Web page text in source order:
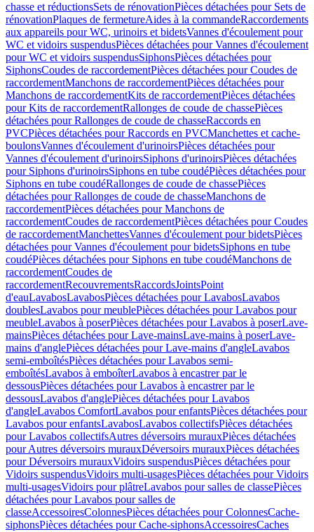
chasse et réductionsSets de rénovationPièces détachées pour Sets de
rénovationPlaques de fermetureAides à la commandeRaccordements
aux appareils pour WC, urinoirs et bidetsVannes d'écoulement pour
WC et vidoirs suspendusPièces détachées pour Vannes d'écoulement
pour WC et vidoirs suspendusSiphonsPièces détachées pour
SiphonsCoudes de raccordementPièces détachées pour Coudes de
raccordementManchons de raccordementPièces détachées pour
Manchons de raccordementKits de raccordementPièces détachées
pour Kits de raccordementRallonges de coude de chassePièces
détachées pour Rallonges de coude de chasseRaccords en
PVCPièces détachées pour Raccords en PVCManchettes et cache-
boulonsVannes d'écoulement d'urinoirsPièces détachées pour
Vannes d'écoulement d'urinoirsSiphons d'urinoirsPièces détachées
pour Siphons d'urinoirsSiphons en tube coudéPièces détachées pour
Siphons en tube coudéRallonges de coude de chassePièces
détachées pour Rallonges de coude de chasseManchons de
raccordementPièces détachées pour Manchons de
raccordementCoudes de raccordementPièces détachées pour Coudes
de raccordementManchettesVannes d'écoulement pour bidetsPièces
détachées pour Vannes d'écoulement pour bidetsSiphons en tube
coudéPièces détachées pour Siphons en tube coudéManchons de
raccordementCoudes de
raccordementRecouvrementsRaccordsJointsPoint
d'eauLavabosLavabosPièces détachées pour LavabosLavabos
doublesLavabos pour meublePièces détachées pour Lavabos pour
meubleLavabos à poserPièces détachées pour Lavabos à poserLave-
mainsPièces détachées pour Lave-mainsLave-mains à poserLave-
mains d'anglePièces détachées pour Lave-mains d'angleLavabos
semi-emboîtésPièces détachées pour Lavabos semi-
emboîtésLavabos à emboîterLavabos à encastrer par le
dessousPièces détachées pour Lavabos à encastrer par le
dessousLavabos d'anglePièces détachées pour Lavabos
d'angleLavabos ComfortLavabos pour enfantsPièces détachées pour
Lavabos pour enfantsLavabosLavabos collectifsPièces détachées
pour Lavabos collectifsAutres déversoirs murauxPièces détachées
pour Autres déversoirs murauxDéversoirs murauxPièces détachées
pour Déversoirs murauxVidoirs suspendusPièces détachées pour
Vidoirs suspendusVidoirs multi-usagesPièces détachées pour Vidoirs
multi-usagesVidoirs pour plâtreLavabos pour salles de classePièces
détachées pour Lavabos pour salles de
classeAccessoiresColonnesPièces détachées pour ColonnesCache-
siphonsPièces détachées pour Cache-siphonsAccessoiresCaches